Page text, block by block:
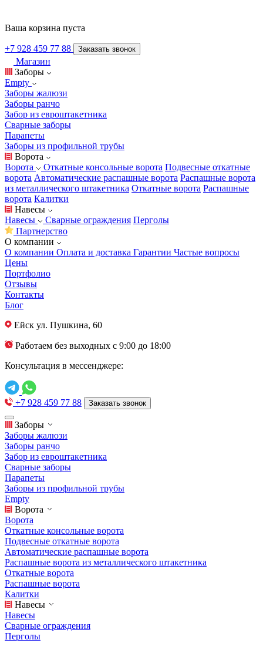
Ваша корзина пуста
+7 928 459 77 88 Заказать звонок
Магазин
Заборы
Empty
Заборы жалюзи
Заборы ранчо
Забор из евроштакетника
Сварные заборы
Парапеты
Заборы из профильной трубы
Ворота
Ворота
Откатные консольные ворота Подвесные откатные
ворота Автоматические распашные ворота Распашные ворота
из металлического штакетника Откатные ворота Распашные
ворота Калитки
Навесы
Навесы
Сварные ограждения Перголы
Партнерство
О компании
О компании Оплата и доставка Гарантии Частые вопросы
Цены
Портфолио
Отзывы
Контакты
Блог
Ейск ул. Пушкина, 60
Работаем без выходных с 9:00 до 18:00
Консультация в мессенджере:
+7 928 459 77 88 Заказать звонок
Заборы
Заборы жалюзи
Заборы ранчо
Забор из евроштакетника
Сварные заборы
Парапеты
Заборы из профильной трубы
Empty
Ворота
Ворота
Откатные консольные ворота
Подвесные откатные ворота
Автоматические распашные ворота
Распашные ворота из металлического штакетника
Откатные ворота
Распашные ворота
Калитки
Навесы
Навесы
Сварные ограждения
Перголы